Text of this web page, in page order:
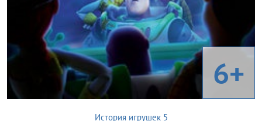
6+
История игрушек 5